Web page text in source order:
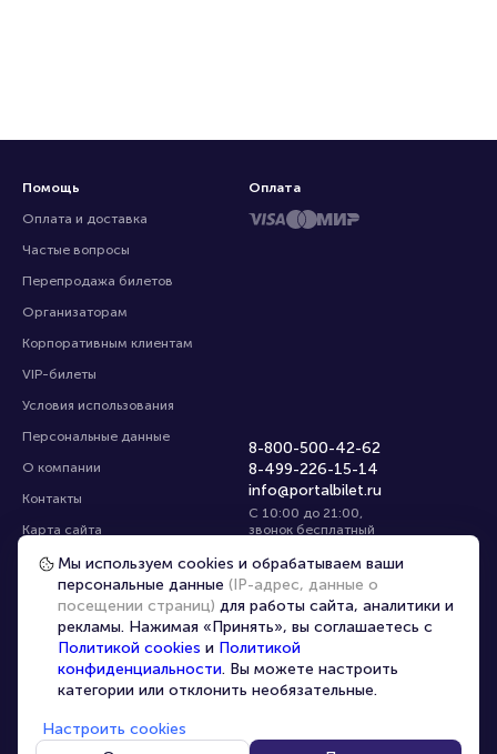
Помощь
Оплата и доставка
Частые вопросы
Перепродажа билетов
Организаторам
Корпоративным клиентам
VIP-билеты
Условия использования
Персональные данные
О компании
Контакты
Карта сайта
Управление cookies
8-800-500-42-62
8-499-226-15-14
info@portalbilet.ru
С 10:00 до 21:00,
звонок бесплатный
Все площадки
Оплата
Главная Вологда
© 2020 - 2026 portalbilet.ru Все права защищены
Мы используем cookies и обрабатываем ваши
персональные данные (IP-адрес, данные о
посещении страниц) для работы сайта, аналитики и
рекламы. Нажимая «Принять», вы соглашаетесь с
Политикой cookies и Политикой
конфиденциальности. Вы можете настроить
категории или отклонить необязательные.
Настроить cookies